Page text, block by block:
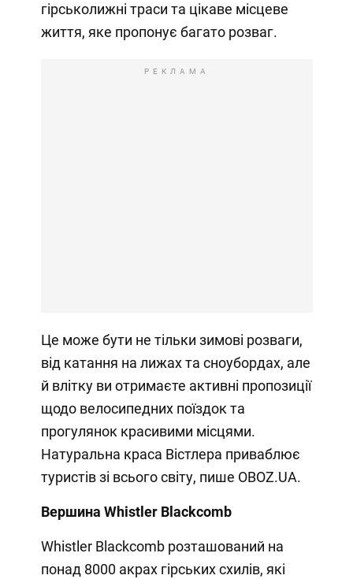
гірськолижні траси та цікаве місцеве
життя, яке пропонує багато розваг.
РЕКЛАМА
Це може бути не тільки зимові розваги,
від катання на лижах та сноубордах, але
й влітку ви отримаєте активні пропозиції
щодо велосипедних поїздок та
прогулянок красивими місцями.
Натуральна краса Вістлера приваблює
туристів зі всього світу, пише OBOZ.UA.
Вершина Whistler Blackcomb
Whistler Blackcomb розташований на
понад 8000 акрах гірських схилів, які